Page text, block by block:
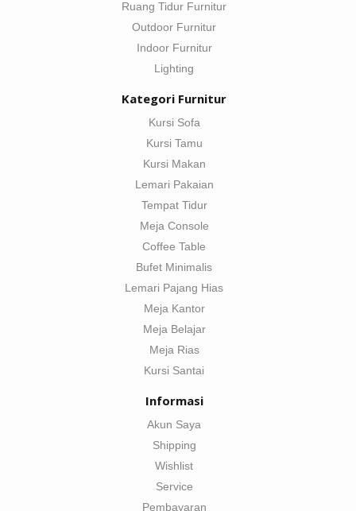
Ruang Tidur Furnitur
Outdoor Furnitur
Indoor Furnitur
Lighting
Kategori Furnitur
Kursi Sofa
Kursi Tamu
Kursi Makan
Lemari Pakaian
Tempat Tidur
Meja Console
Coffee Table
Bufet Minimalis
Lemari Pajang Hias
Meja Kantor
Meja Belajar
Meja Rias
Kursi Santai
Informasi
Akun Saya
Shipping
Wishlist
Service
Pembayaran